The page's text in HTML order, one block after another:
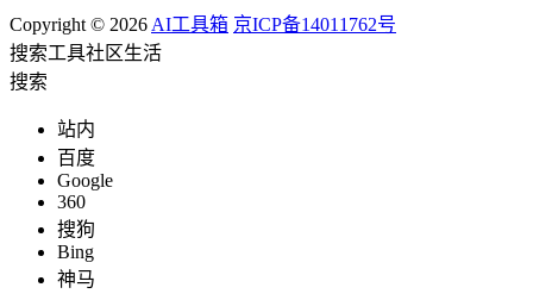
Copyright © 2026 AI工具箱 京ICP备14011762号
搜索工具社区生活
搜索
站内
百度
Google
360
搜狗
Bing
神马